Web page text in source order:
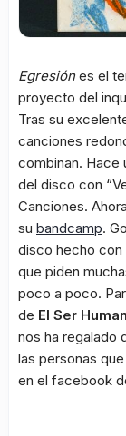
Egresiónes el
proyecto del
Tras su
canciones
combinan. Hace
del disco con
Canciones.
su bandcamp.
disco hecho con
que piden
poco a poco.
de El Ser
nos ha regalado
las personas
en el facebook